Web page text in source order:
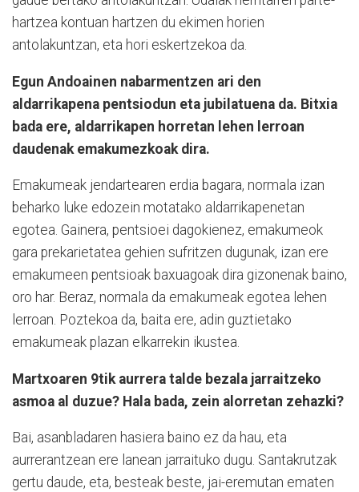
hartzea kontuan hartzen du ekimen horien
antolakuntzan, eta hori eskertzekoa da.
Egun Andoainen nabarmentzen ari den
aldarrikapena pentsiodun eta jubilatuena da. Bitxia
bada ere, aldarrikapen horretan lehen lerroan
daudenak emakumezkoak dira.
Emakumeak jendartearen erdia bagara, normala izan
beharko luke edozein motatako aldarrikapenetan
egotea. Gainera, pentsioei dagokienez, emakumeok
gara prekarietatea gehien sufritzen dugunak, izan ere
emakumeen pentsioak baxuagoak dira gizonenak baino,
oro har. Beraz, normala da emakumeak egotea lehen
lerroan. Poztekoa da, baita ere, adin guztietako
emakumeak plazan elkarrekin ikustea.
Martxoaren 9tik aurrera talde bezala jarraitzeko
asmoa al duzue? Hala bada, zein alorretan zehazki?
Bai, asanbladaren hasiera baino ez da hau, eta
aurrerantzean ere lanean jarraituko dugu. Santakrutzak
gertu daude, eta, besteak beste, jai-eremutan ematen